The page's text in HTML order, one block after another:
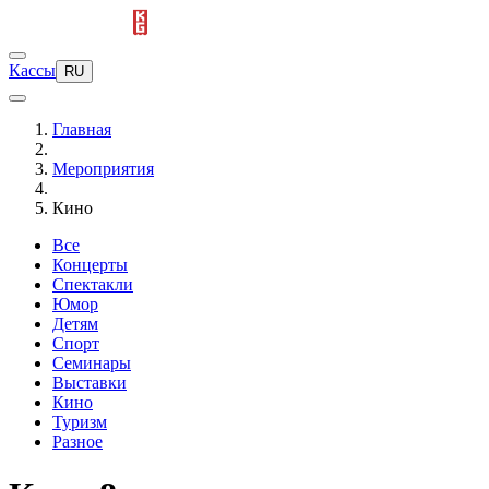
Кассы RU
Главная
Мероприятия
Кино
Все
Концерты
Спектакли
Юмор
Детям
Спорт
Семинары
Выставки
Кино
Туризм
Разное